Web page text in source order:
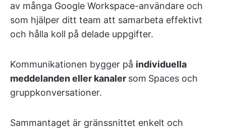
av många Google Workspace-användare och
som hjälper ditt team att samarbeta effektivt
och hålla koll på delade uppgifter.
Kommunikationen bygger på individuella
meddelanden eller kanaler som Spaces och
gruppkonversationer.
Sammantaget är gränssnittet enkelt och